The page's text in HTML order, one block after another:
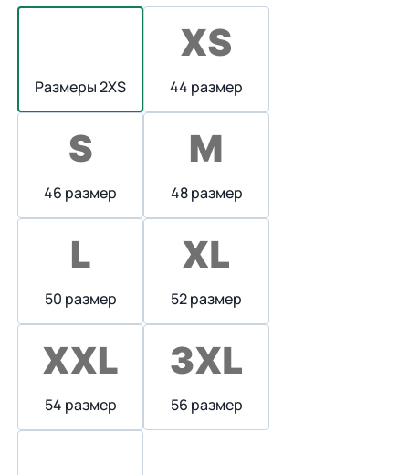
Размеры 2XS 44 размер
46 размер 48 размер
50 размер 52 размер
54 размер 56 размер